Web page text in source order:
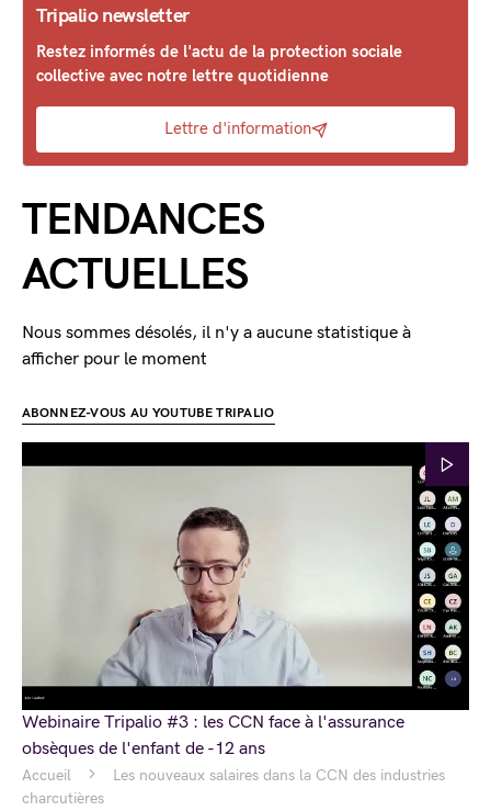
Accueil
Les nouveaux salaires dans la CCN des industries
charcutières
Tripalio newsletter
Restez informés de l'actu de la protection sociale
collective avec notre lettre quotidienne
Lettre d'information
TENDANCES
ACTUELLES
Nous sommes désolés, il n'y a aucune statistique à
afficher pour le moment
ABONNEZ-VOUS AU YOUTUBE TRIPALIO
Webinaire Tripalio #3 : les CCN face à l'assurance
obsèques de l'enfant de -12 ans